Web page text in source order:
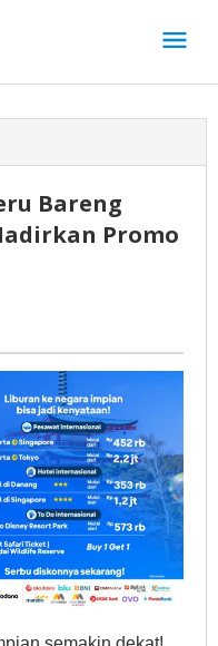
Bareng
Promo